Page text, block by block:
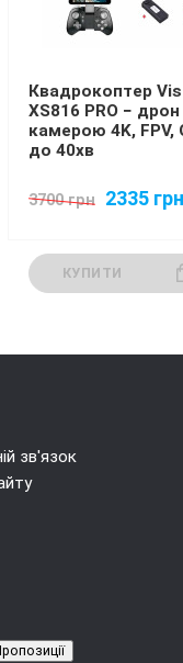
Квадрокоптер
XS816 PRO − дрон
камерою 4K, FPV,
до 40хв
3700 грн 2335 грн
КУПИТИ
зв'язок